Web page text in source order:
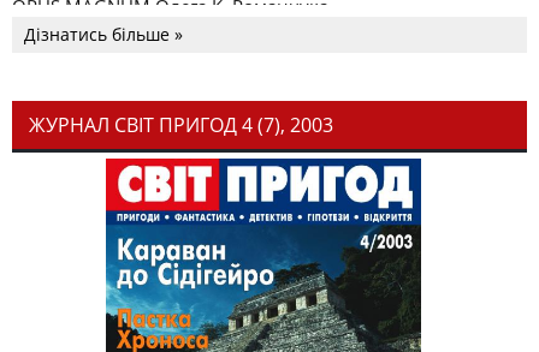
OPUS MAGNUM Олега К. Романчука
Дізнатись більше »
ЖУРНАЛ СВІТ ПРИГОД 4 (7), 2003